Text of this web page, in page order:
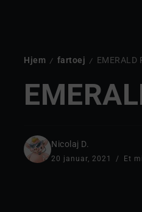
Hjem / fartoej / EMERALD
Nicolaj D.
20 januar, 2021 Et